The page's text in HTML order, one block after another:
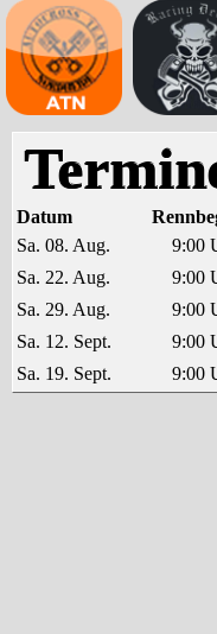
Datum
Sa. 08. Aug.
9:00
Sa. 22. Aug.
9:00
Sa. 29. Aug.
9:00
Sa. 12. Sept.
9:00
Sa. 19. Sept.
9:00